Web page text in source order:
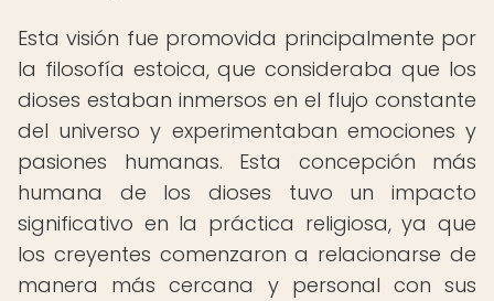
Esta visión fue promovida principalmente por
la filosofía estoica, que consideraba que los
dioses estaban inmersos en el flujo constante
del universo y experimentaban emociones y
pasiones humanas. Esta concepción más
humana de los dioses tuvo un impacto
significativo en la práctica religiosa, ya que
los creyentes comenzaron a relacionarse de
manera más cercana y personal con sus